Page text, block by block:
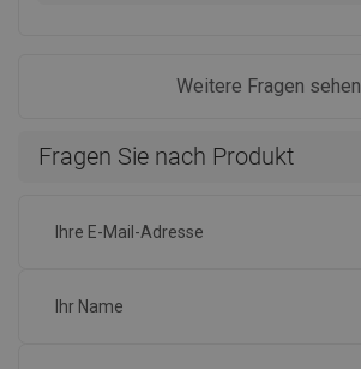
Weitere Fragen sehen
Fragen Sie nach Produkt